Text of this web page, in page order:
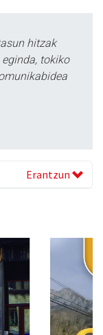
hitzak
tokiko
Erantzun